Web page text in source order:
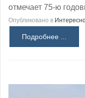
отмечает 75-ю
Опубликовано в
Подробнее ...